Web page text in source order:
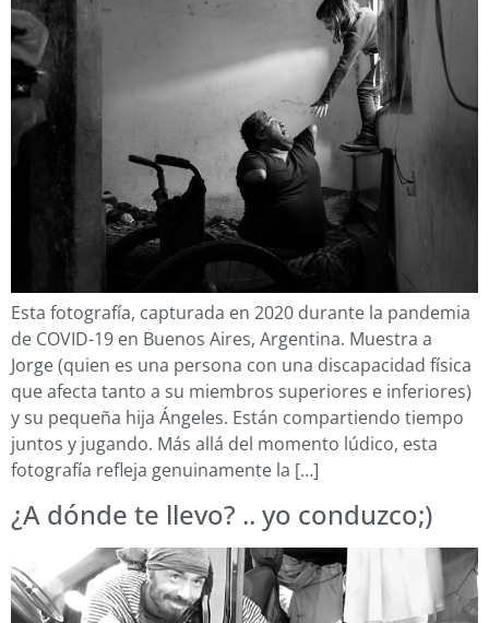
Esta fotografía, capturada en 2020 durante la pandemia
de COVID-19 en Buenos Aires, Argentina. Muestra a
Jorge (quien es una persona con una discapacidad física
que afecta tanto a su miembros superiores e inferiores)
y su pequeña hija Ángeles. Están compartiendo tiempo
juntos y jugando. Más allá del momento lúdico, esta
fotografía refleja genuinamente la […]
¿A dónde te llevo? .. yo conduzco;)